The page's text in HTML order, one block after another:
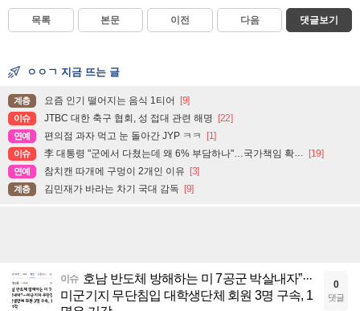
목록 본문 이전 다음 댓글보기
ㅇㅇㄱ 지금 뜨는 글
계층 요즘 인기 떨어지는 음식 1티어 [9]
이슈 JTBC 대한 축구 협회, 성 접대 관련 해명 [22]
연예 편의점 과자 먹고 눈 돌아간 JYP ㅋㅋ [1]
이슈 李 대통령 "군에서 다쳤는데 왜 6% 부담하나"…국가책임 확대 주문 [19]
연예 참치캔 따개에 구멍이 2개인 이유 [3]
계층 김민재가 바라는 차기 국대 감독 [9]
이슈 호남 반도체 방해하는 미 7공군 박살내자”···
미군기지 무단침입 대학생단체 회원 3명 구속, 1
0
댓글